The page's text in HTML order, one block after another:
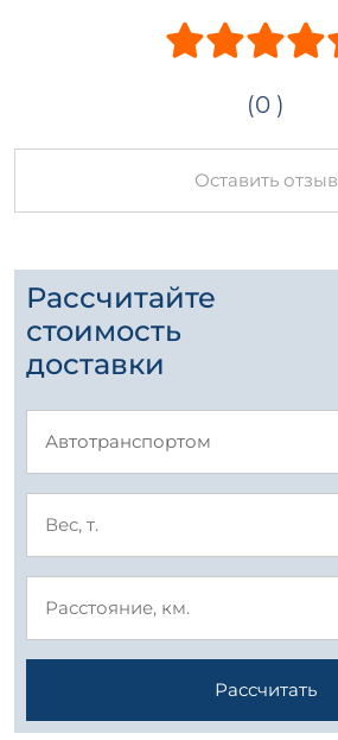
(0 )
Оставить отзыв
Рассчитайте
стоимость
доставки
Рассчитать